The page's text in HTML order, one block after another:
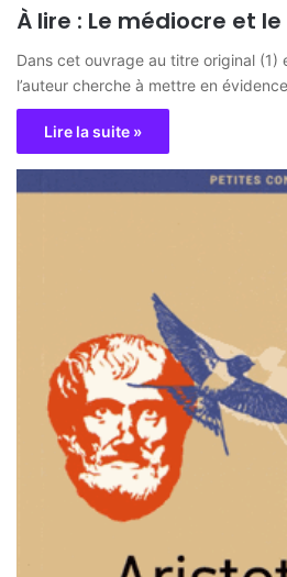
À lire : Le médiocre et
Dans cet ouvrage au titre original (1)
l’auteur cherche à mettre en
Lire la suite »